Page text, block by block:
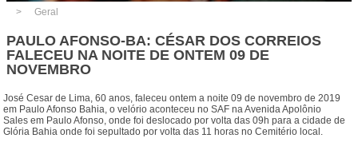
Geral
PAULO AFONSO-BA: CÉSAR DOS CORREIOS
FALECEU NA NOITE DE ONTEM 09 DE
NOVEMBRO
José Cesar de Lima, 60 anos, faleceu ontem a noite 09 de novembro de 2019
em Paulo Afonso Bahia, o velório aconteceu no SAF na Avenida Apolônio
Sales em Paulo Afonso, onde foi deslocado por volta das 09h para a cidade de
Glória Bahia onde foi sepultado por volta das 11 horas no Cemitério local.